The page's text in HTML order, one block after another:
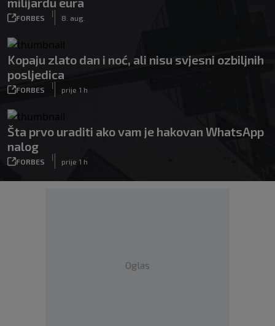
FORBES
|
8. aug.
Kopaju zlato dan i noć, ali nisu svjesni ozbiljnih
posljedica
FORBES
|
prije 1 h
Šta prvo uraditi ako vam je hakovan WhatsApp
nalog
FORBES
|
prije 1 h
Oglas